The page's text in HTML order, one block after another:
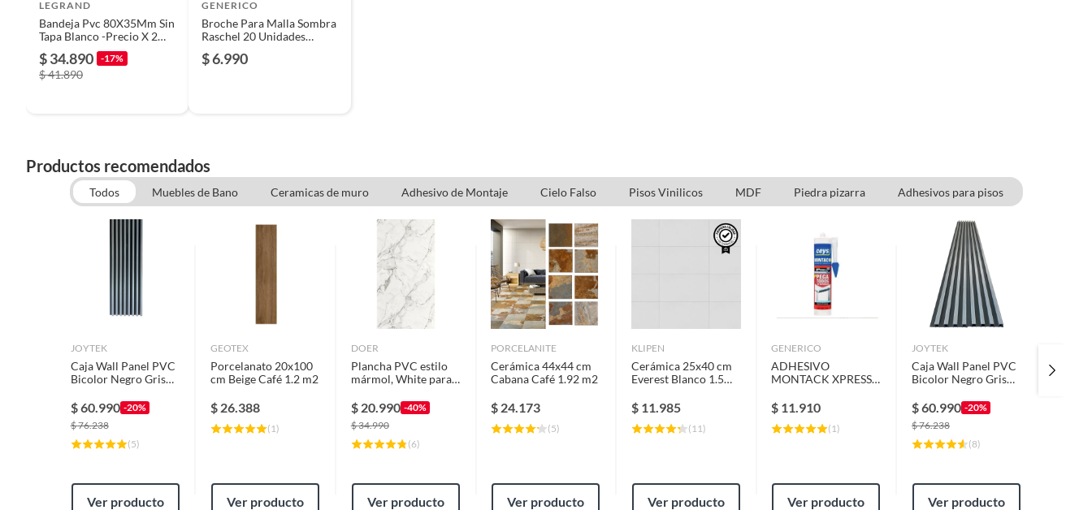
LEGRAND
Bandeja Pvc 80X35Mm Sin
Tapa Blanco -Precio X 2
$ 34.890 -17%
$ 41.890
GENERICO
Broche Para Malla Sombra
Raschel 20 Unidades
$ 6.990
Productos recomendados
Todos Muebles de Bano Ceramicas de muro Adhesivo de Montaje Cielo Falso Pisos Vinilicos MDF Piedra pizarra Adhesivos para pisos
JOYTEK
Caja Wall Panel PVC
Bicolor Negro Gris
(10 Paneles)
$60.990 -20%
$76.238
(5)
Ver producto
GEOTEX
Porcelanato 20x100
cm Beige Café 1.2 m2
$ 26.388
( 1)
Ver producto
DOER
Plancha PVC estilo
mármol, White para
PVC004
$ 20.990 -40%
$34.990
(6)
Ver producto
PORCELANITE
Cerámica 44x44 cm
Cabana Café 1.92 m2
$ 24.173
(5)
Ver producto
KLIPEN
Cerámica 25x40 cm
Everest Blanco 1.5
$ 11.985
( 11)
Ver producto
GENERICO
ADHESIVO
MONTACK XPRESS
TRANSPARENTE
CEYS
$ 11.910
( 1)
Ver producto
JOYTEK
Caja Wall Panel PVC
Bicolor Negro Gris
(10 Paneles)
$60.990 -20%
$76.238
(8)
Ver producto
Kit